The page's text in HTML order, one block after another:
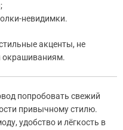
невидимки.
акценты, не
окрашиваниям.
попробовать свежий
привычному стилю.
удобство и лёгкость в